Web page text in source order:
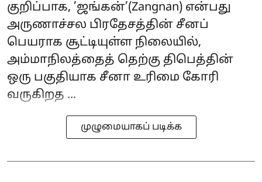
குறிப்பாக, ’ஜங்கன்’(Zangnan) என்பது
அருணாச்சல பிரதேசத்தின் சீனப்
பெயராக சூட்டியுள்ள நிலையில்,
அம்மாநிலத்தைத் தெற்கு திபெத்தின்
ஒரு பகுதியாக சீனா உரிமை கோரி
வருகிறத ...
முழுமையாகப் படிக்க